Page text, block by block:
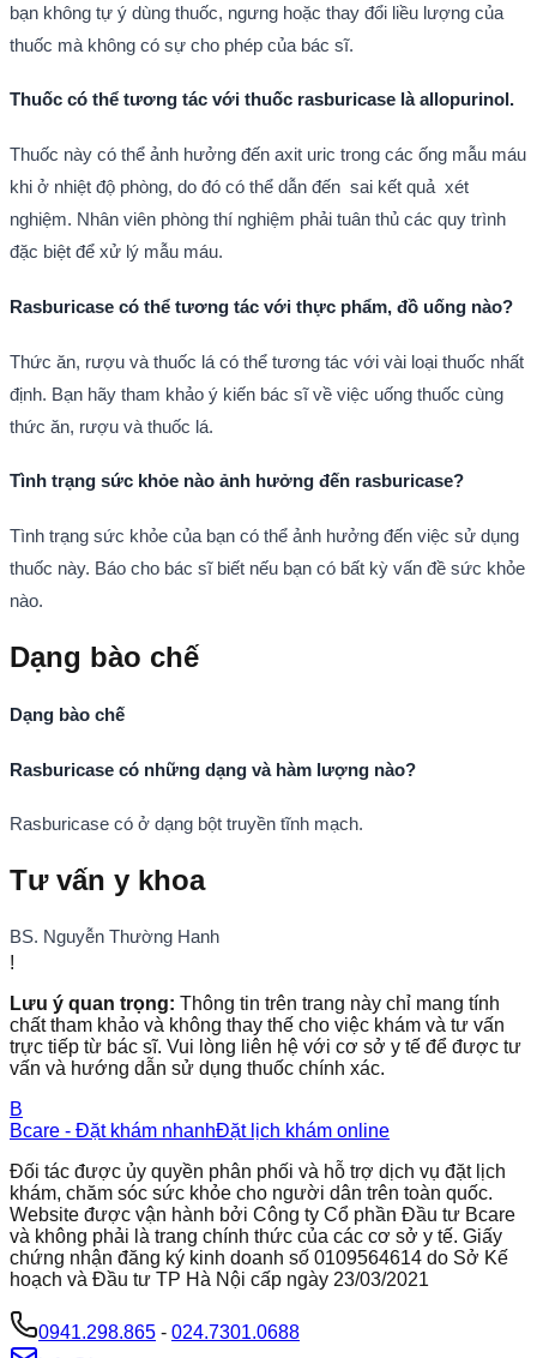
bạn không tự ý dùng thuốc, ngưng hoặc thay đổi liều lượng của
thuốc mà không có sự cho phép của bác sĩ.
Thuốc có thể tương tác với thuốc rasburicase là allopurinol.
Thuốc này có thể ảnh hưởng đến axit uric trong các ống mẫu máu
khi ở nhiệt độ phòng, do đó có thể dẫn đến sai kết quả xét
nghiệm. Nhân viên phòng thí nghiệm phải tuân thủ các quy trình
đặc biệt để xử lý mẫu máu.
Rasburicase có thể tương tác với thực phẩm, đồ uống nào?
Thức ăn, rượu và thuốc lá có thể tương tác với vài loại thuốc nhất
định. Bạn hãy tham khảo ý kiến bác sĩ về việc uống thuốc cùng
thức ăn, rượu và thuốc lá.
Tình trạng sức khỏe nào ảnh hưởng đến rasburicase?
Tình trạng sức khỏe của bạn có thể ảnh hưởng đến việc sử dụng
thuốc này. Báo cho bác sĩ biết nếu bạn có bất kỳ vấn đề sức khỏe
nào.
Dạng bào chế
Dạng bào chế
Rasburicase có những dạng và hàm lượng nào?
Rasburicase có ở dạng bột truyền tĩnh mạch.
Tư vấn y khoa
BS. Nguyễn Thường Hanh
!
Lưu ý quan trọng: Thông tin trên trang này chỉ mang tính
chất tham khảo và không thay thế cho việc khám và tư vấn
trực tiếp từ bác sĩ. Vui lòng liên hệ với cơ sở y tế để được tư
vấn và hướng dẫn sử dụng thuốc chính xác.
B
Bcare - Đặt khám nhanhĐặt lịch khám online
Đối tác được ủy quyền phân phối và hỗ trợ dịch vụ đặt lịch
khám, chăm sóc sức khỏe cho người dân trên toàn quốc.
Website được vận hành bởi Công ty Cổ phần Đầu tư Bcare
và không phải là trang chính thức của các cơ sở y tế. Giấy
chứng nhận đăng ký kinh doanh số 0109564614 do Sở Kế
hoạch và Đầu tư TP Hà Nội cấp ngày 23/03/2021
0941.298.865 - 024.7301.0688